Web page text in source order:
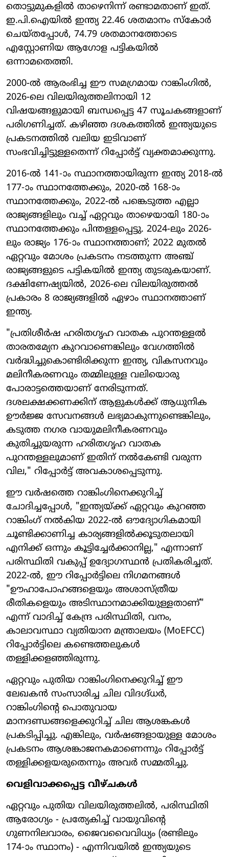
തൊട്ടുമുകളിൽ താഴെനിന്ന് രണ്ടാമതാണ് ഇത്.
ഇ.പി.ഐയിൽ ഇന്ത്യ 22.46 ശതമാനം സ്കോർ
ചെയ്തപ്പോൾ, 74.79 ശതമാനത്തോടെ
എസ്റ്റോണിയ ആഗോള പട്ടികയിൽ
ഒന്നാമതെത്തി.
2000-ൽ ആരംഭിച്ച ഈ സമഗ്രമായ റാങ്കിംഗിൽ,
2026-ലെ വിലയിരുത്തലിനായി 12
വിഷയങ്ങളുമായി ബന്ധപ്പെട്ട 47 സൂചകങ്ങളാണ്
പരിഗണിച്ചത്. കഴിഞ്ഞ ദശകത്തിൽ ഇന്ത്യയുടെ
പ്രകടനത്തിൽ വലിയ ഇടിവാണ്
സംഭവിച്ചിട്ടുള്ളതെന്ന് റിപ്പോർട്ട് വ്യക്തമാക്കുന്നു.
2016-ൽ 141-ാം സ്ഥാനത്തായിരുന്ന ഇന്ത്യ 2018-ൽ
177-ാം സ്ഥാനത്തേക്കും, 2020-ൽ 168-ാം
സ്ഥാനത്തേക്കും, 2022-ൽ പങ്കെടുത്ത എല്ലാ
രാജ്യങ്ങളിലും വച്ച് ഏറ്റവും താഴെയായി 180-ാം
സ്ഥാനത്തേക്കും പിന്തള്ളപ്പെട്ടു. 2024-ലും 2026-
ലും രാജ്യം 176-ാം സ്ഥാനത്താണ്; 2022 മുതൽ
ഏറ്റവും മോശം പ്രകടനം നടത്തുന്ന അഞ്ച്
രാജ്യങ്ങളുടെ പട്ടികയിൽ ഇന്ത്യ തുടരുകയാണ്.
ദക്ഷിണേഷ്യയിൽ, 2026-ലെ വിലയിരുത്തൽ
പ്രകാരം 8 രാജ്യങ്ങളിൽ ഏഴാം സ്ഥാനത്താണ്
ഇന്ത്യ.
"പ്രതിശീർഷ ഹരിതഗൃഹ വാതക പുറന്തള്ളൽ
താരതമ്യേന കുറവാണെങ്കിലും വേഗത്തിൽ
വർദ്ധിച്ചുകൊണ്ടിരിക്കുന്ന ഇന്ത്യ, വികസനവും
മലിനീകരണവും തമ്മിലുള്ള വലിയൊരു
പോരാട്ടത്തെയാണ് നേരിടുന്നത്.
ദശലക്ഷക്കണക്കിന് ആളുകൾക്ക് ആധുനിക
ഊർജ്ജ സേവനങ്ങൾ ലഭ്യമാകുന്നുണ്ടെങ്കിലും,
കടുത്ത നഗര വായുമലിനീകരണവും
കുതിച്ചുയരുന്ന ഹരിതഗൃഹ വാതക
പുറന്തള്ളലുമാണ് ഇതിന് നൽകേണ്ടി വരുന്ന
വില," റിപ്പോർട്ട് അവകാശപ്പെടുന്നു.
ഈ വർഷത്തെ റാങ്കിംഗിനെക്കുറിച്ച്
ചോദിച്ചപ്പോൾ, "ഇന്ത്യയ്ക്ക് ഏറ്റവും കുറഞ്ഞ
റാങ്കിംഗ് നൽകിയ 2022-ൽ ഔദ്യോഗികമായി
ചൂണ്ടിക്കാണിച്ച കാര്യങ്ങളിൽക്കൂടുതലായി
എനിക്ക് ഒന്നും കൂട്ടിച്ചേർക്കാനില്ല," എന്നാണ്
പരിസ്ഥിതി വകുപ്പ് ഉദ്യോഗസ്ഥൻ പ്രതികരിച്ചത്.
2022-ൽ, ഈ റിപ്പോർട്ടിലെ നിഗമനങ്ങൾ
"ഊഹാപോഹങ്ങളെയും അശാസ്ത്രീയ
രീതികളെയും അടിസ്ഥാനമാക്കിയുള്ളതാണ്"
എന്ന് വാദിച്ച് കേന്ദ്ര പരിസ്ഥിതി, വനം,
കാലാവസ്ഥാ വ്യതിയാന മന്ത്രാലയം (MoEFCC)
റിപ്പോർട്ടിലെ കണ്ടെത്തലുകൾ
തള്ളിക്കളഞ്ഞിരുന്നു.
ഏറ്റവും പുതിയ റാങ്കിംഗിനെക്കുറിച്ച് ഈ
ലേഖകൻ സംസാരിച്ച ചില വിദഗ്ദ്ധർ,
റാങ്കിംഗിന്റെ പൊതുവായ
മാനദണ്ഡങ്ങളെക്കുറിച്ച് ചില ആശങ്കകൾ
പ്രകടിപ്പിച്ചു. എങ്കിലും, വർഷങ്ങളായുള്ള മോശം
പ്രകടനം ആശങ്കാജനകമാണെന്നും റിപ്പോർട്ട്
തള്ളിക്കളയരുതെന്നും അവർ സമ്മതിച്ചു.
വെളിവാക്കപ്പെട്ട വീഴ്ചകൾ
ഏറ്റവും പുതിയ വിലയിരുത്തലിൽ, പരിസ്ഥിതി
ആരോഗ്യം - പ്രത്യേകിച്ച് വായുവിന്റെ
ഗുണനിലവാരം, ജൈവവൈവിധ്യം (രണ്ടിലും
174-ാം സ്ഥാനം) - എന്നിവയിൽ ഇന്ത്യയുടെ